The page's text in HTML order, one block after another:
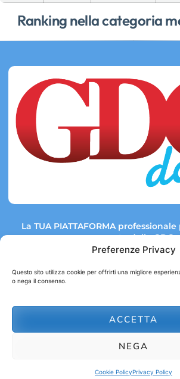
Preferenze Privacy
Questo sito utilizza cookie per offrirti una migliore
o nega il consenso.
ACCETTA
NEGA
Cookie PolicyPrivacy Policy
Ranking nella categoria
La TUA PIATTAFORMA
mercato della GDO.
Link rapidi:
© 2026 GDOData.it - PR Italia Edizioni srl -